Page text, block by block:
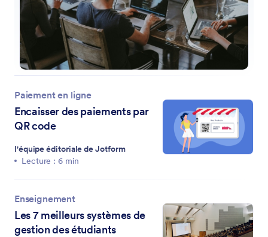
Paiement en ligne
Encaisser des paiements par
QR code
l'équipe éditoriale de Jotform
Lecture : 6 min
Enseignement
Les 7 meilleurs systèmes de
gestion des étudiants